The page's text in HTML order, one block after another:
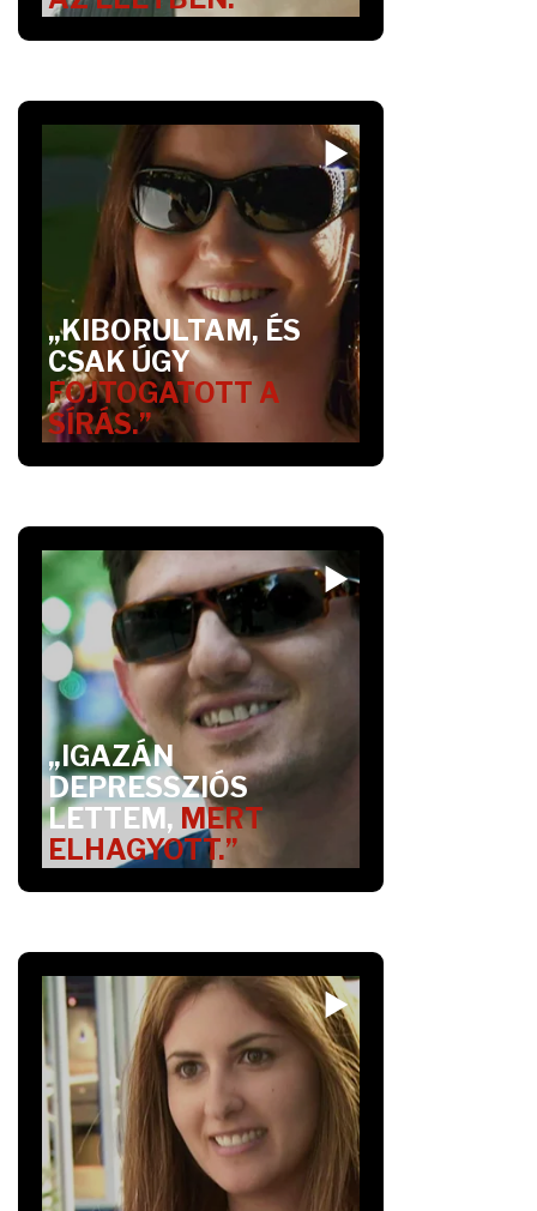
„KIBORULTAM, ÉS
CSAK ÚGY
FOJTOGATOTT A
SÍRÁS.”
„IGAZÁN
DEPRESSZIÓS
LETTEM, MERT
ELHAGYOTT.”